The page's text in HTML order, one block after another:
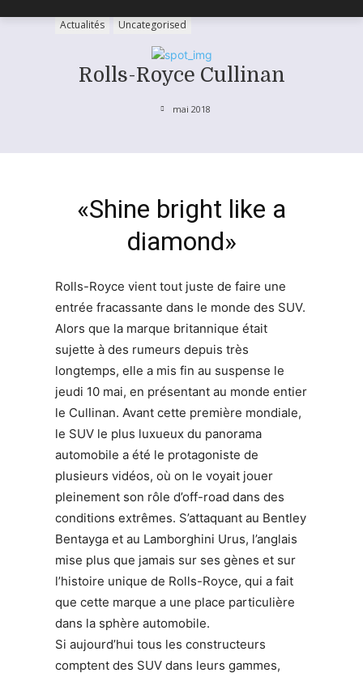
Actualités Uncategorised
Rolls-Royce Cullinan
mai 2018
«Shine bright like a
diamond»
Rolls-Royce vient tout juste de faire une
entrée fracassante dans le monde des SUV.
Alors que la marque britannique était
sujette à des rumeurs depuis très
longtemps, elle a mis fin au suspense le
jeudi 10 mai, en présentant au monde entier
le Cullinan. Avant cette première mondiale,
le SUV le plus luxueux du panorama
automobile a été le protagoniste de
plusieurs vidéos, où on le voyait jouer
pleinement son rôle d’off-road dans des
conditions extrêmes. S’attaquant au Bentley
Bentayga et au Lamborghini Urus, l’anglais
mise plus que jamais sur ses gènes et sur
l’histoire unique de Rolls-Royce, qui a fait
que cette marque a une place particulière
dans la sphère automobile.
Si aujourd’hui tous les constructeurs
comptent des SUV dans leurs gammes,